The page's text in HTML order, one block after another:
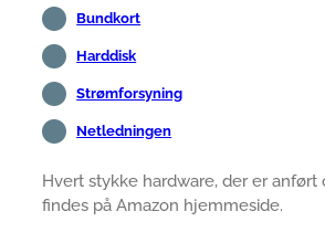
Bundkort
Harddisk
Strømforsyning
Netledningen
Hvert stykke hardware, der er anført
findes på Amazon hjemmeside.